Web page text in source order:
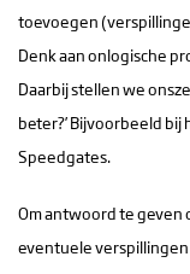
toevoegen
Denk aan onlogische
Daarbij stellen we
beter?’ Bijvoorbeeld
Speedgates.
Om antwoord te geven
eventuele verspillingen